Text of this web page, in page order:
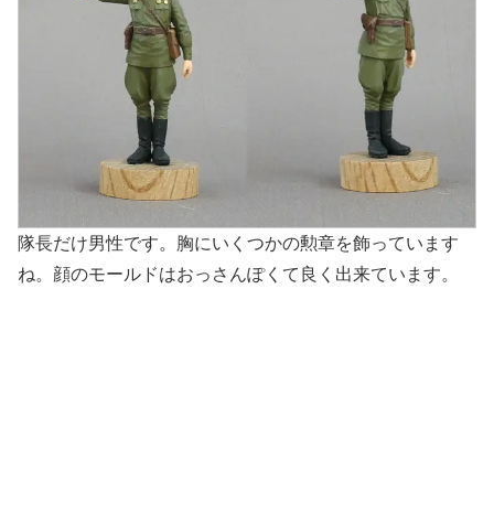
隊長だけ男性です。胸にいくつかの勲章を飾っています
ね。顔のモールドはおっさんぽくて良く出来ています。